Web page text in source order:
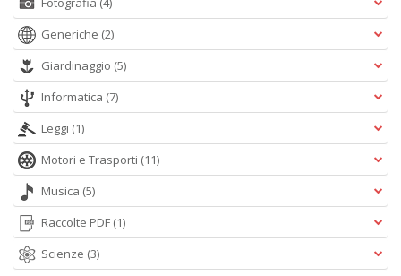
Generiche (2)
Giardinaggio (5)
Informatica (7)
Leggi (1)
Motori e Trasporti (11)
Musica (5)
Raccolte PDF (1)
Scienze (3)